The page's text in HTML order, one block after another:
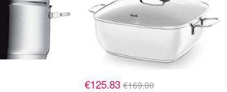
€125.83€169.00